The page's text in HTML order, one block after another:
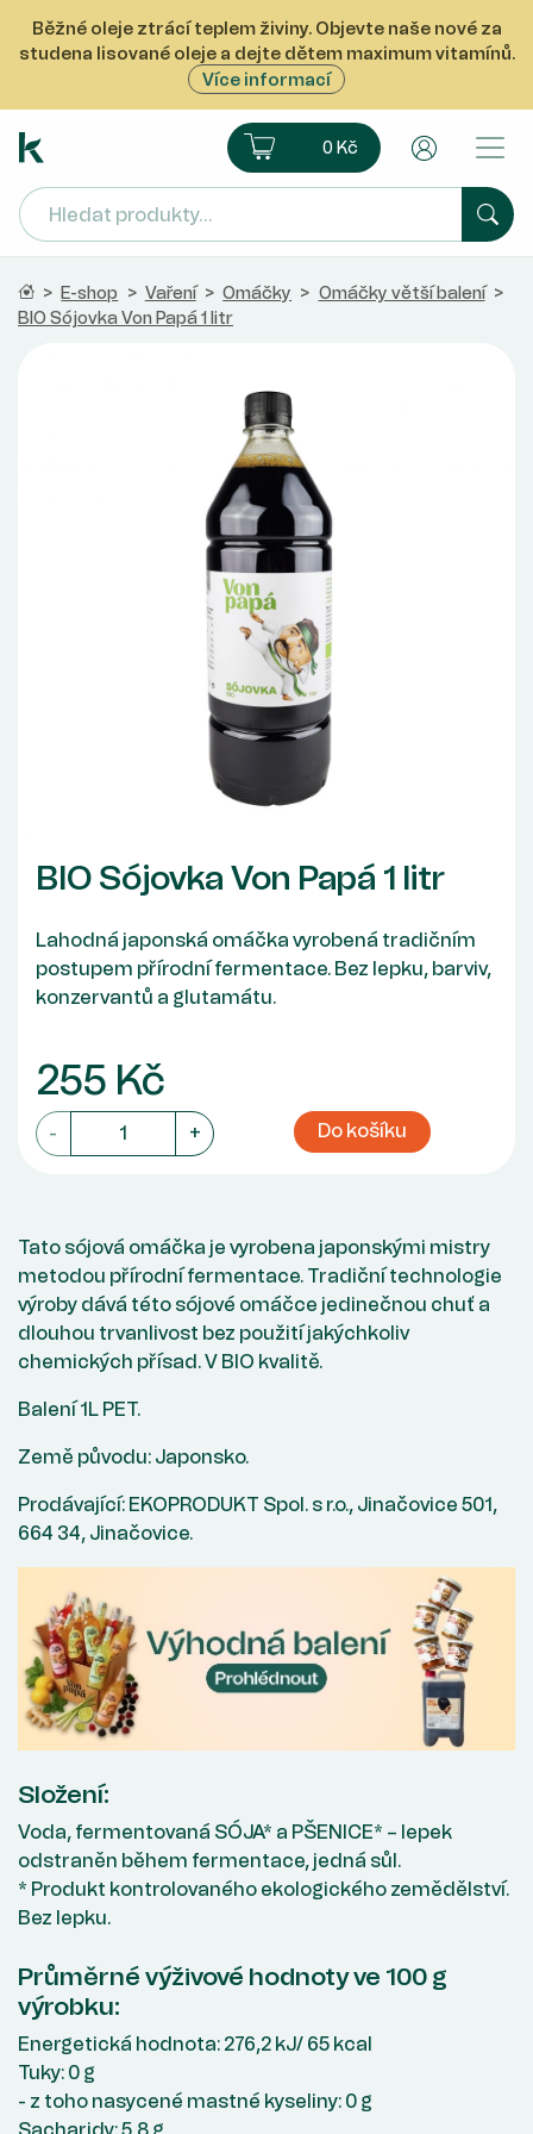
Běžné oleje ztrácí teplem živiny. Objevte naše nové za
studena lisované oleje a dejte dětem maximum vitamínů.
Více informací
Ekoprodukt e-shop Košík0 Kč
Domů
> E-shop > Vaření > Omáčky > Omáčky větší balení >
BIO Sójovka Von Papá 1 litr
BIO Sójovka Von Papá 1 litr
Lahodná japonská omáčka vyrobená tradičním
postupem přírodní fermentace. Bez lepku, barviv,
konzervantů a glutamátu.
255 Kč
- + Do košíku
Tato sójová omáčka je vyrobena japonskými mistry
metodou přírodní fermentace. Tradiční technologie
výroby dává této sójové omáčce jedinečnou chuť a
dlouhou trvanlivost bez použití jakýchkoliv
chemických přísad. V BIO kvalitě.
Balení 1L PET.
Země původu: Japonsko.
Prodávající: EKOPRODUKT Spol. s r.o., Jinačovice 501,
664 34, Jinačovice.
Složení:
Voda, fermentovaná SÓJA* a PŠENICE* – lepek
odstraněn během fermentace, jedná sůl.
* Produkt kontrolovaného ekologického zemědělství.
Bez lepku.
Průměrné výživové hodnoty ve 100 g
výrobku:
Energetická hodnota: 276,2 kJ/ 65 kcal
Tuky: 0 g
- z toho nasycené mastné kyseliny: 0 g